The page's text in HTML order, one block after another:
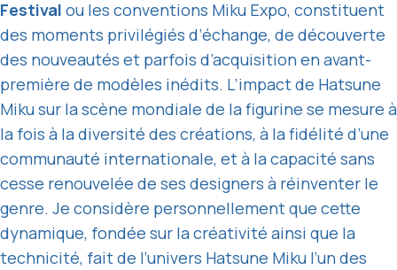
Festival ou les conventions Miku Expo, constituent
des moments privilégiés d’échange, de découverte
des nouveautés et parfois d’acquisition en avant-
première de modèles inédits. L’impact de Hatsune
Miku sur la scène mondiale de la figurine se mesure à
la fois à la diversité des créations, à la fidélité d’une
communauté internationale, et à la capacité sans
cesse renouvelée de ses designers à réinventer le
genre. Je considère personnellement que cette
dynamique, fondée sur la créativité ainsi que la
technicité, fait de l’univers Hatsune Miku l’un des